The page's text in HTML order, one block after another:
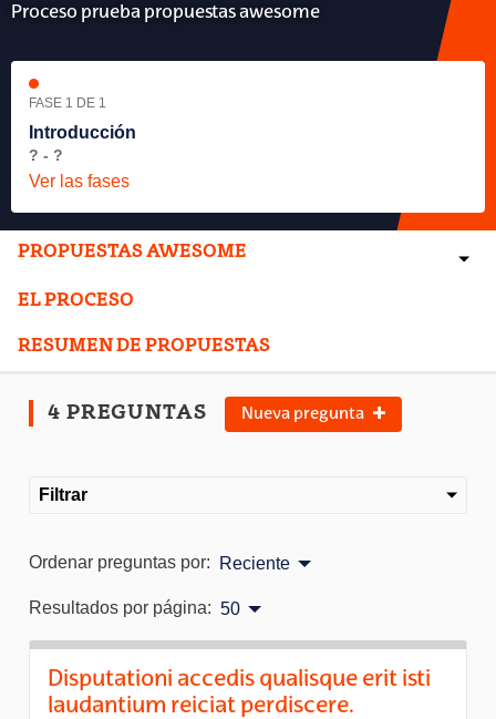
Proceso prueba propuestas awesome
FASE 1 DE 1
Introducción
? - ?
Ver las fases
PROPUESTAS AWESOME
EL PROCESO
RESUMEN DE PROPUESTAS
4 PREGUNTAS Nueva pregunta
Filtrar
Ordenar preguntas por: Reciente
Resultados por página: 50
Disputationi accedis qualisque erit isti
laudantium reiciat perdiscere.